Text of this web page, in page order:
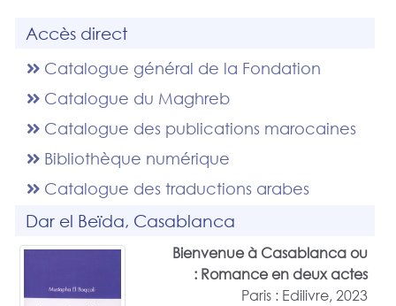
Accès direct
Catalogue général de la Fondation
Catalogue du Maghreb
Catalogue des publications marocaines
Bibliothèque numérique
Catalogue des traductions arabes
Dar el Beïda, Casablanca
Bienvenue à Casablanca ou
Romance en deux actes :
Paris : Edilivre, 2023